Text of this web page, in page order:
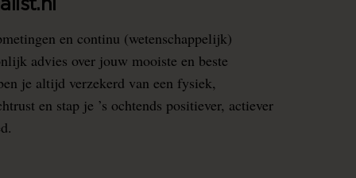
en continu (wetenschappelijk)
advies over jouw mooiste en beste
je altijd verzekerd van een fysiek,
en stap je ’s ochtends positiever, actiever